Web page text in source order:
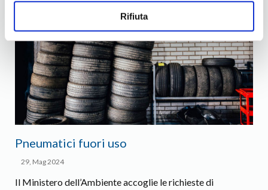
Rifiuta
Pneumatici fuori uso
29, Mag 2024
Il Ministero dell’Ambiente accoglie le richieste di